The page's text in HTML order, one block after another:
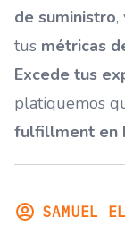
de suministro,
tus métricas
Excede tus
platiquemos
fulfillment en
SAMUEL